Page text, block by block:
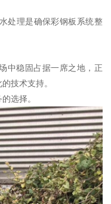
处理是确保彩钢板系统整
中稳固占据一席之地，正
技术支持。
选择。